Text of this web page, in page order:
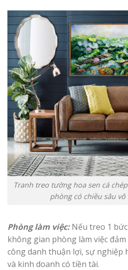
Tranh treo tường hoa sen cá
phòng có chiều sâu
Phòng làm việc:Nếu treo 1
không gian phòng làm việc
công danh thuận lợi, sự nghiệp
và kinh doanh có tiền tài.